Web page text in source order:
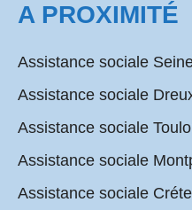
A PROXIMITÉ
Assistance sociale
Assistance sociale
Assistance sociale
Assistance sociale
Assistance sociale